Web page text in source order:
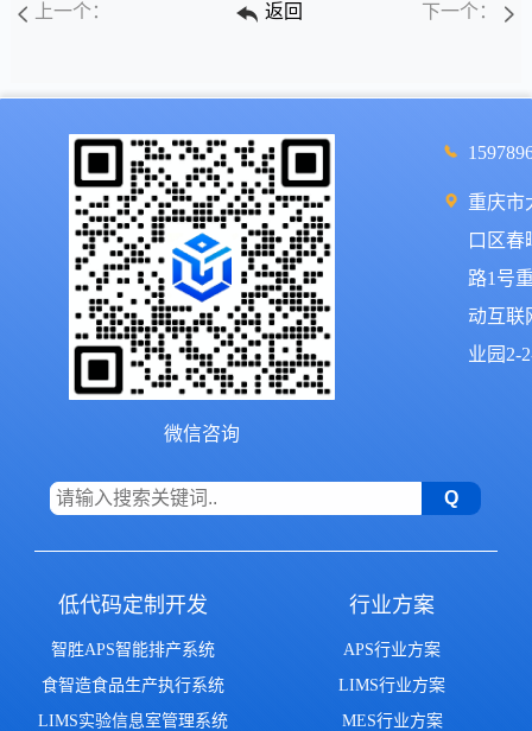
上一个： 返回 下一个：
微信咨询
重庆市
口区春
路1号
动互联
业园2-
低代码定制开发
智胜APS智能排产系统
食智造食品生产执行系统
LIMS实验信息室管理系统
行业方案
APS行业方案
LIMS行业方案
MES行业方案